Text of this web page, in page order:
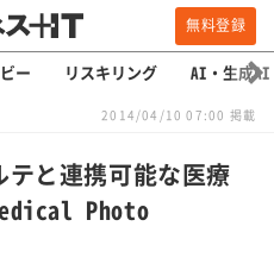
無料登録
ー リスキリング AI・生成AI
2014/04/10 07:00 掲載
テと連携可能な医療
Photo